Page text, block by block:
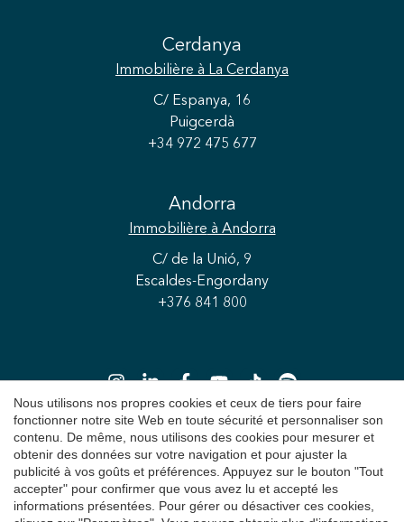
Cerdanya
Immobilière à La Cerdanya
C/ Espanya, 16
Puigcerdà
+34 972 475 677
Andorra
Immobilière à Andorra
C/ de la Unió, 9
Escaldes-Engordany
+376 841 800
Copyright 2026 © Durán Carasso
Avis juridique
Nous utilisons nos propres cookies et ceux de tiers pour faire
fonctionner notre site Web en toute sécurité et personnaliser son
contenu. De même, nous utilisons des cookies pour mesurer et
obtenir des données sur votre navigation et pour ajuster la
publicité à vos goûts et préférences. Appuyez sur le bouton "Tout
accepter" pour confirmer que vous avez lu et accepté les
informations présentées. Pour gérer ou désactiver ces cookies,
Enregistrer les paramètres Tout accepter